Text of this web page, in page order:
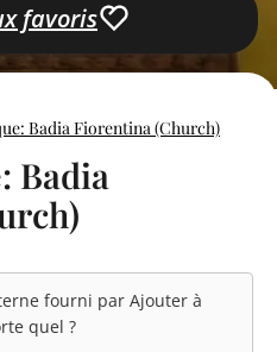
favoris
Badia Fiorentina (Church)
Badia
fourni par Ajouter à
quel ?